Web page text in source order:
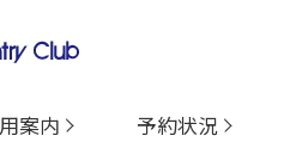
案内 予約状況